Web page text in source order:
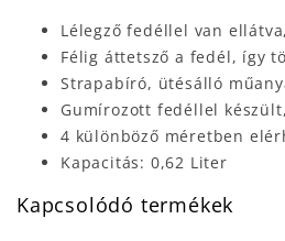
Lélegző fedéllel van
Félig áttetsző a fedél, így
Strapabíró, ütésálló
Gumírozott fedéllel
4 különböző méretben
Kapacitás: 0,62 Liter
Kapcsolódó termékek